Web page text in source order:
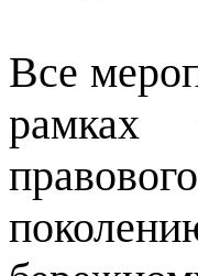
Все
рамках